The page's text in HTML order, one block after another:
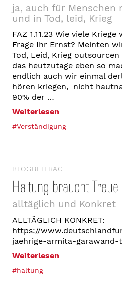
ja, auch für Menschen
und in Tod, leid, Krieg
FAZ 1.11.23 Wie viele
Frage Ihr Ernst? Meinten
Tod, Leid, Krieg
das heutzutage eben so
endlich auch wir einmal
hören kriegen, nicht
90% der …
Weiterlesen
#Verständigung
BLOGBEITRAG
Haltung braucht Treue
alltäglich und Konkret
ALLTÄGLICH KONKRET:
https://
jaehrige-armita-
Weiterlesen
#haltung